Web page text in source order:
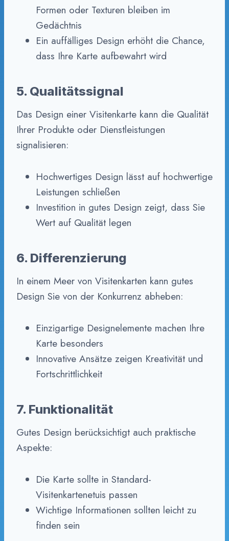
Formen oder Texturen bleiben im
Gedächtnis
Ein auffälliges Design erhöht die Chance,
dass Ihre Karte aufbewahrt wird
5. Qualitätssignal
Das Design einer Visitenkarte kann die Qualität
Ihrer Produkte oder Dienstleistungen
signalisieren:
Hochwertiges Design lässt auf hochwertige
Leistungen schließen
Investition in gutes Design zeigt, dass Sie
Wert auf Qualität legen
6. Differenzierung
In einem Meer von Visitenkarten kann gutes
Design Sie von der Konkurrenz abheben:
Einzigartige Designelemente machen Ihre
Karte besonders
Innovative Ansätze zeigen Kreativität und
Fortschrittlichkeit
7. Funktionalität
Gutes Design berücksichtigt auch praktische
Aspekte:
Die Karte sollte in Standard-
Visitenkartenetuis passen
Wichtige Informationen sollten leicht zu
finden sein